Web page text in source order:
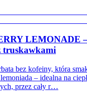
LEMONADE
truskawkami
bez kofeiny, która
– idealna na
przez cały r…